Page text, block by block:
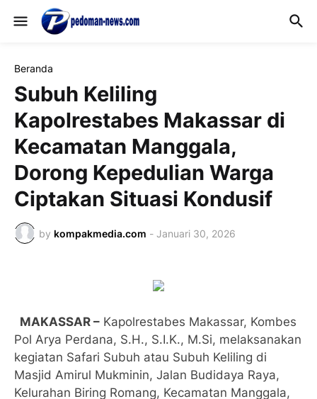
Beranda
Subuh Keliling
Kapolrestabes Makassar di
Kecamatan Manggala,
Dorong Kepedulian Warga
Ciptakan Situasi Kondusif
by kompakmedia.com - Januari 30, 2026
MAKASSAR – Kapolrestabes Makassar, Kombes
Pol Arya Perdana, S.H., S.I.K., M.Si, melaksanakan
kegiatan Safari Subuh atau Subuh Keliling di
Masjid Amirul Mukminin, Jalan Budidaya Raya,
Kelurahan Biring Romang, Kecamatan Manggala,